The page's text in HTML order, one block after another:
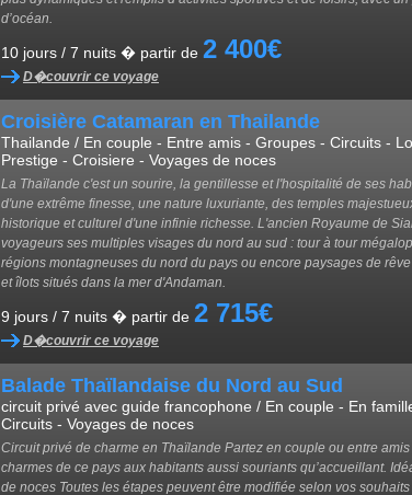
d’océan.
10 jours / 7 nuits � partir de 2 400€
D�couvrir ce voyage
Croisière Catamaran en Thailande
Thailande / En couple - Entre amis - Groupes - Circuits -
Prestige - Croisiere - Voyages de noces
La Thaïlande c'est un sourire, la gentillesse et l'hospitalité de ses
d'une extrême finesse, une nature luxuriante, des temples
historique et culturel d'une infinie richesse. L'ancien Royaume de
voyageurs ses multiples visages du nord au sud : tour à tour
régions montagneuses du nord du pays ou encore paysages de
et îlots situés dans la mer d'Andaman.
9 jours / 7 nuits � partir de 2 715€
D�couvrir ce voyage
Balade Thaïlandaise du Nord au Sud
circuit privé avec guide francophone / En couple - En
Circuits - Voyages de noces
Circuit privé de charme en Thaïlande Partez en couple ou entre
charmes de ce pays aux habitants aussi souriants qu’accueillant.
de noces Toutes les étapes peuvent être modifiée selon vos souhaits